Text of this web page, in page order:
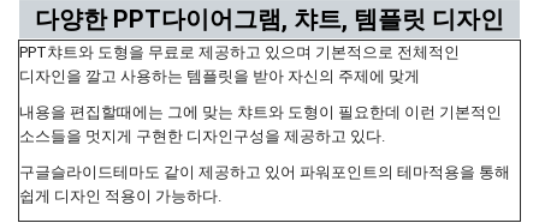
다양한 PPT다이어그램, 챠트, 템플릿 디자인
PPT챠트와 도형을 무료로 제공하고 있으며 기본적으로 전체적인
디자인을 깔고 사용하는 템플릿을 받아 자신의 주제에 맞게
내용을 편집할때에는 그에 맞는 챠트와 도형이 필요한데 이런 기본적인
소스들을 멋지게 구현한 디자인구성을 제공하고 있다.
구글슬라이드테마도 같이 제공하고 있어 파워포인트의 테마적용을 통해
쉽게 디자인 적용이 가능하다.